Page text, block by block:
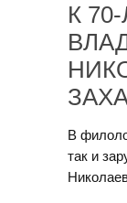
К
В
так и